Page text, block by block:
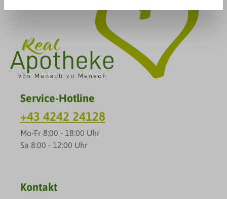
Service-Hotline
+43 4242 24128
Mo-Fr 8:00 - 18:00 Uhr
Sa 8:00 - 12:00 Uhr
Kontakt